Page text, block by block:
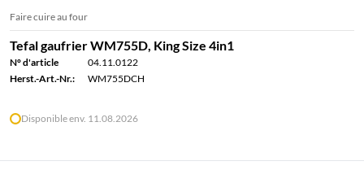
Faire cuire au four
Tefal gaufrier WM755D, King Size 4in1
N° d'article
04.11.0122
Herst.-Art.-Nr.:
WM755DCH
Disponible env. 11.08.2026